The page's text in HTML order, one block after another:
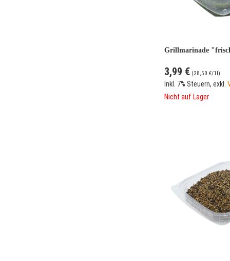
Grillmarinade
3,99 € (28,50 €/1l)
Inkl. 7% Steuern,exkl.
Nicht auf Lager